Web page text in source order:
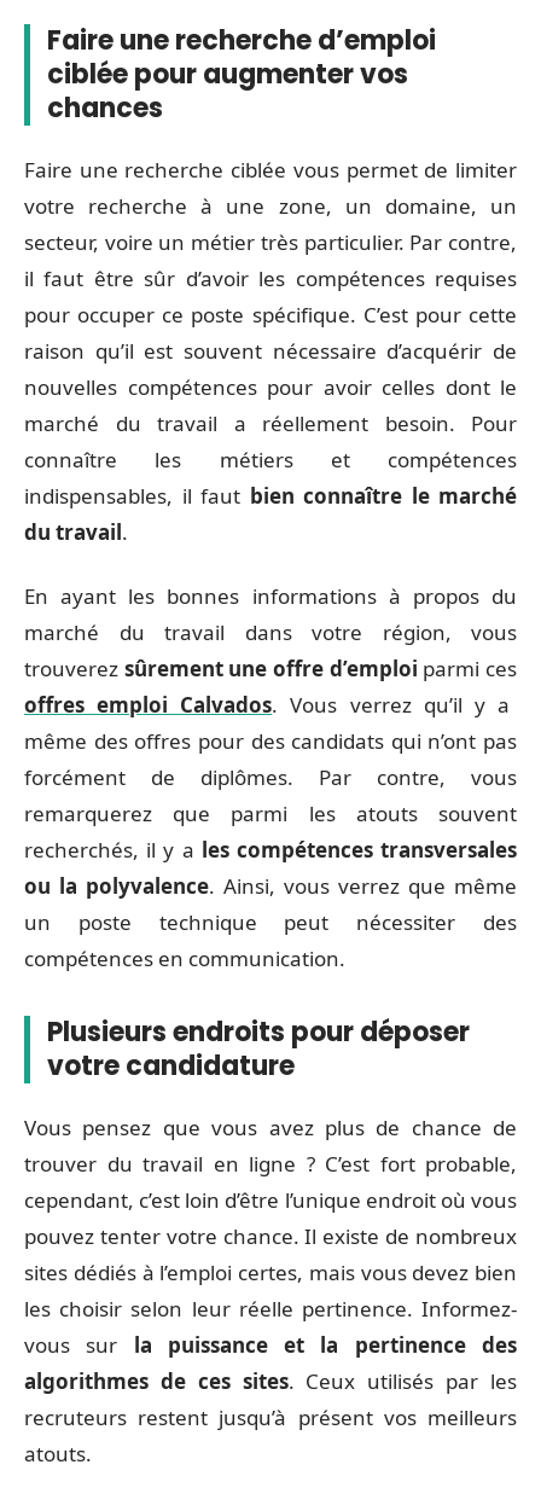
Faire une recherche d’emploi
ciblée pour augmenter vos
chances
Faire une recherche ciblée vous permet de limiter
votre recherche à une zone, un domaine, un
secteur, voire un métier très particulier. Par contre,
il faut être sûr d’avoir les compétences requises
pour occuper ce poste spécifique. C’est pour cette
raison qu’il est souvent nécessaire d’acquérir de
nouvelles compétences pour avoir celles dont le
marché du travail a réellement besoin. Pour
connaître les métiers et compétences
indispensables, il faut bien connaître le marché
du travail.
En ayant les bonnes informations à propos du
marché du travail dans votre région, vous
trouverez sûrement une offre d’emploi parmi ces
offres emploi Calvados. Vous verrez qu’il y a
même des offres pour des candidats qui n’ont pas
forcément de diplômes. Par contre, vous
remarquerez que parmi les atouts souvent
recherchés, il y a les compétences transversales
ou la polyvalence. Ainsi, vous verrez que même
un poste technique peut nécessiter des
compétences en communication.
Plusieurs endroits pour déposer
votre candidature
Vous pensez que vous avez plus de chance de
trouver du travail en ligne ? C’est fort probable,
cependant, c’est loin d’être l’unique endroit où vous
pouvez tenter votre chance. Il existe de nombreux
sites dédiés à l’emploi certes, mais vous devez bien
les choisir selon leur réelle pertinence. Informez-
vous sur la puissance et la pertinence des
algorithmes de ces sites. Ceux utilisés par les
recruteurs restent jusqu’à présent vos meilleurs
atouts.